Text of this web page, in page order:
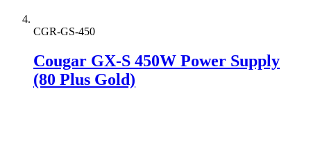
CGR-GS-450
Cougar GX-S 450W Power Supply
(80 Plus Gold)